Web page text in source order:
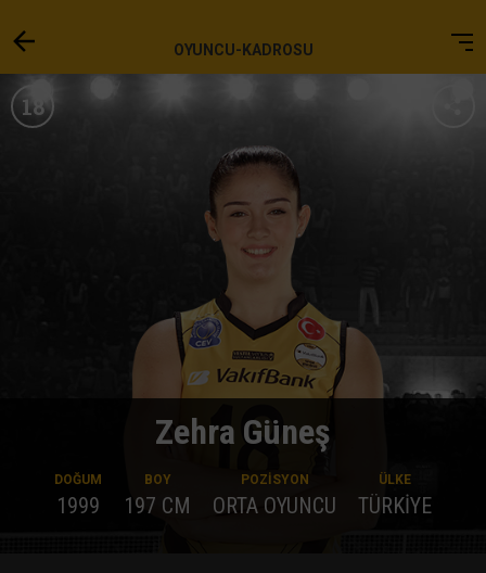
OYUNCU-KADROSU
Zehra Güneş
DOĞUM
1999
BOY
197 CM
POZİSYON
ORTA OYUNCU
ÜLKE
TÜRKIYE
18